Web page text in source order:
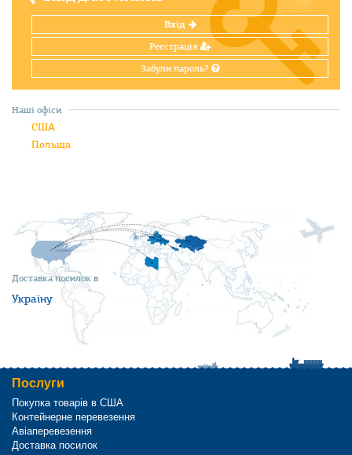
Вхід
Реєстрація
Забули пароль?
Доставка посилок в
Україну
Наші офіси
США
Польща
Послуги
Покупка товарів в США
Контейнерне перевезення
Авіаперевезення
Доставка посилок